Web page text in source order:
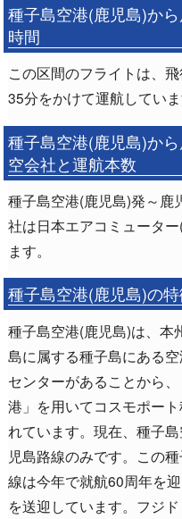
種子島空港(鹿児島)か
時間
この区間のフライトは、
35分をかけて運航していま
種子島空港(鹿児島)か
空会社と運航本数
種子島空港(鹿児島)発～鹿
社は日本エアコミュータ
ます。
種子島空港(鹿児島)の
種子島空港(鹿児島)は、本
島に属する種子島にある
センターがあることから
港」を用いてコスモポー
れています。現在、種子
児島路線のみです。この
線は今年で就航60周年を
を送迎しています。フジ